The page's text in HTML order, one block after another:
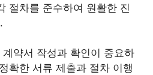
절차를 준수하여 원활한 진
약서 작성과 확인이 중요하
확한 서류 제출과 절차 이행